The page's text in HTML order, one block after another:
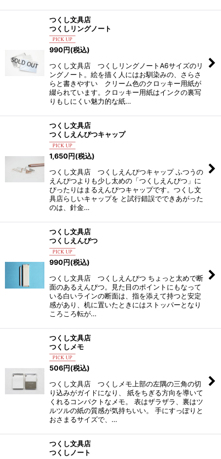
つくし文具店
つくしリングノート
990円(税込)
つくし文具店 つくしリングノートA6サイズのリ
ングノート。絵を描く人にはお馴染みの、さらさ
らと書きやすい クリーム色のクロッキー用紙が
綴られています。クロッキー用紙はインクの裏写
りもしにくい魅力的な紙…
つくし文具店
つくしえんぴつキャップ
1,650円(税込)
つくし文具店 つくしえんぴつキャップ ふつうの
えんぴつよりも少し太めの「つくしえんぴつ」に
ぴったりはまるえんぴつキャップです。つくし文
具店らしいキャップを と試行錯誤でできあがった
のは、針金…
つくし文具店
つくしえんぴつ
990円(税込)
つくし文具店 つくしえんぴつ ちょっと太めで断
面のあるえんぴつ。見た目のポイントにもなって
いる白いラインの断面は、指を添えて持つと安定
感があり、机に置いたときにはストッパーとなり
ころころ転が…
つくし文具店
つくしメモ
506円(税込)
つくし文具店 つくしメモ上部の左隅の三角の切
り込みがガイドになり、 紙をちぎる方向を導いて
くれるコンパクトなメモ。 表はザラザラ、裏はツ
ルツルの紙の質感が気持ちいい。 手にすっぽりと
おさまるサイズで、…
つくし文具店
つくしノート